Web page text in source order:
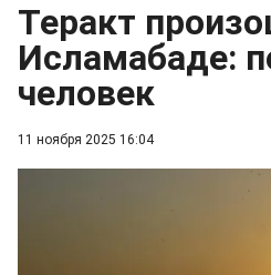
11 ноября 2025 16:04
Теракт
Исламабаде:
человек